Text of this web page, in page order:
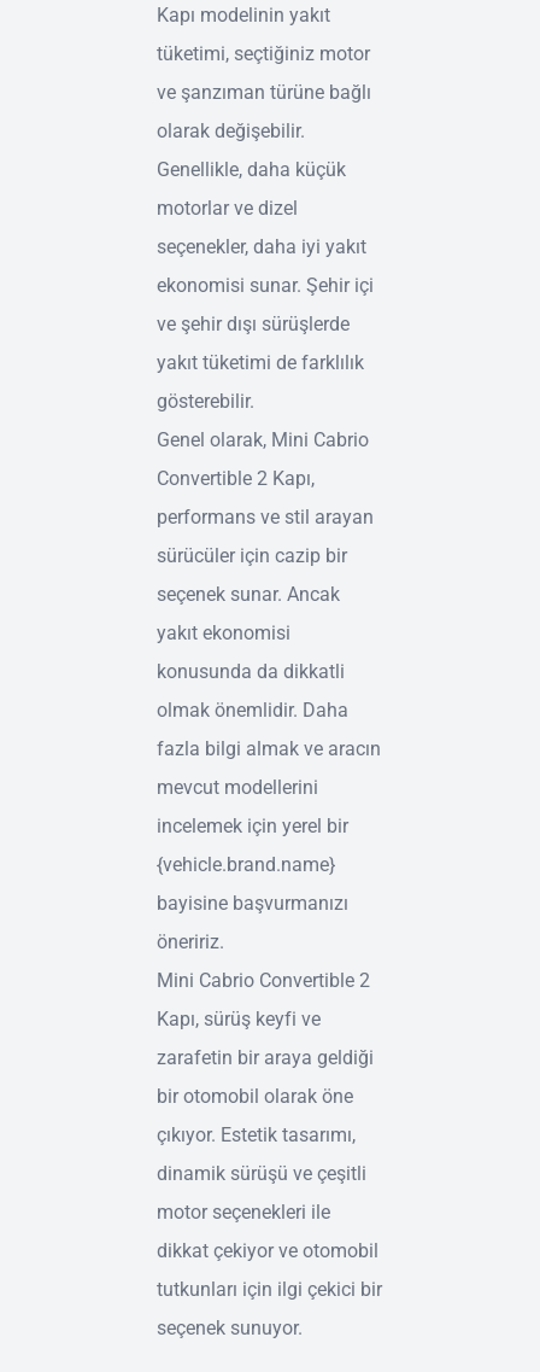
Kapı modelinin yakıt
tüketimi, seçtiğiniz motor
ve şanzıman türüne bağlı
olarak değişebilir.
Genellikle, daha küçük
motorlar ve dizel
seçenekler, daha iyi yakıt
ekonomisi sunar. Şehir içi
ve şehir dışı sürüşlerde
yakıt tüketimi de farklılık
gösterebilir.
Genel olarak, Mini Cabrio
Convertible 2 Kapı,
performans ve stil arayan
sürücüler için cazip bir
seçenek sunar. Ancak
yakıt ekonomisi
konusunda da dikkatli
olmak önemlidir. Daha
fazla bilgi almak ve aracın
mevcut modellerini
incelemek için yerel bir
{vehicle.brand.name}
bayisine başvurmanızı
öneririz.
Mini Cabrio Convertible 2
Kapı, sürüş keyfi ve
zarafetin bir araya geldiği
bir otomobil olarak öne
çıkıyor. Estetik tasarımı,
dinamik sürüşü ve çeşitli
motor seçenekleri ile
dikkat çekiyor ve otomobil
tutkunları için ilgi çekici bir
seçenek sunuyor.